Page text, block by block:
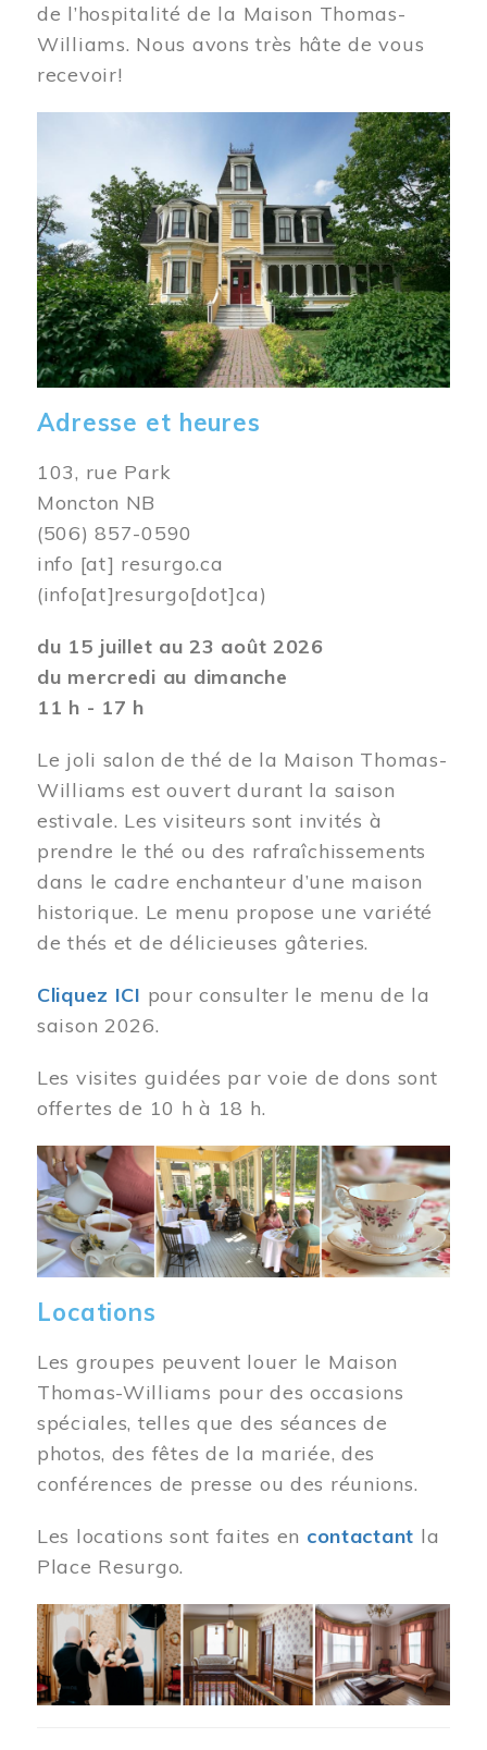
de l’hospitalité de la Maison Thomas-
Williams. Nous avons très hâte de vous
recevoir!
Adresse et heures
103, rue Park
Moncton NB
(506) 857-0590
info [at] resurgo.ca
(info[at]resurgo[dot]ca)
du 15 juillet au 23 août 2026
du mercredi au dimanche
11 h - 17 h
Le joli salon de thé de la Maison Thomas-
Williams est ouvert durant la saison
estivale. Les visiteurs sont invités à
prendre le thé ou des rafraîchissements
dans le cadre enchanteur d’une maison
historique. Le menu propose une variété
de thés et de délicieuses gâteries.
Cliquez ICI pour consulter le menu de la
saison 2026.
Les visites guidées par voie de dons sont
offertes de 10 h à 18 h.
Image
Locations
Les groupes peuvent louer le Maison
Thomas-Williams pour des occasions
spéciales, telles que des séances de
photos, des fêtes de la mariée, des
conférences de presse ou des réunions.
Les locations sont faites en contactant la
Place Resurgo.
Image